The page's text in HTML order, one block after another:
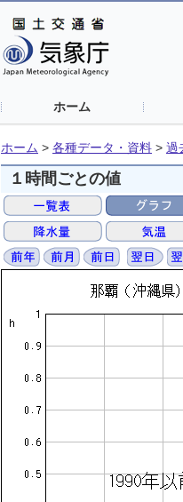
ホーム
ホーム > 各種データ・資料 > 過
１時間ごとの値